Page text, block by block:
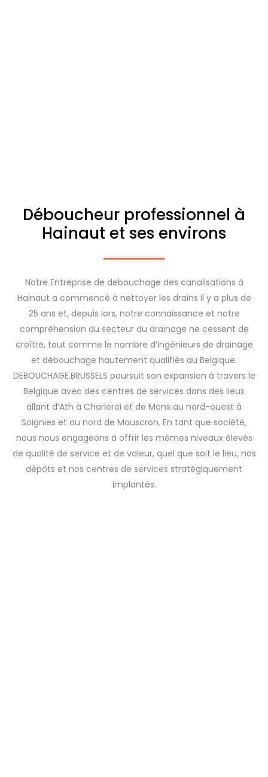
Déboucheur professionnel à
Hainaut et ses environs
Notre Entreprise de debouchage des canalisations à
Hainaut a commencé à nettoyer les drains il y a plus de
25 ans et, depuis lors, notre connaissance et notre
compréhension du secteur du drainage ne cessent de
croître, tout comme le nombre d’ingénieurs de drainage
et débouchage hautement qualifiés au Belgique.
DEBOUCHAGE.BRUSSELS poursuit son expansion à travers le
Belgique avec des centres de services dans des lieux
allant d’Ath à Charleroi et de Mons au nord-ouest à
Soignies et au nord de Mouscron. En tant que société,
nous nous engageons à offrir les mêmes niveaux élevés
de qualité de service et de valeur, quel que soit le lieu, nos
dépôts et nos centres de services stratégiquement
implantés.